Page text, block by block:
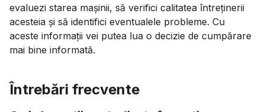
evaluezi starea mașinii, să verifici calitatea întreținerii
acesteia și să identifici eventualele probleme. Cu
aceste informații vei putea lua o decizie de cumpărare
mai bine informată.
Întrebări frecvente